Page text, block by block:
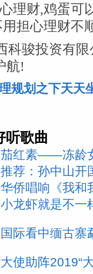
理财,鸡蛋可
担心理财不
科骏投资有
航!
规划之下天天
听歌曲
茄红素——冻龄
荐：孙中山开
侨唱响《我和
龙虾就是不一
际看中缅古寨
使助阵2019“